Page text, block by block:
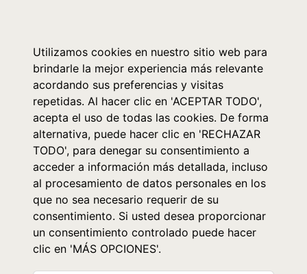
Utilizamos cookies en nuestro sitio web para
brindarle la mejor experiencia más relevante
acordando sus preferencias y visitas
repetidas. Al hacer clic en 'ACEPTAR TODO',
acepta el uso de todas las cookies. De forma
alternativa, puede hacer clic en 'RECHAZAR
TODO', para denegar su consentimiento a
acceder a información más detallada, incluso
al procesamiento de datos personales en los
que no sea necesario requerir de su
consentimiento. Si usted desea proporcionar
un consentimiento controlado puede hacer
clic en 'MÁS OPCIONES'.